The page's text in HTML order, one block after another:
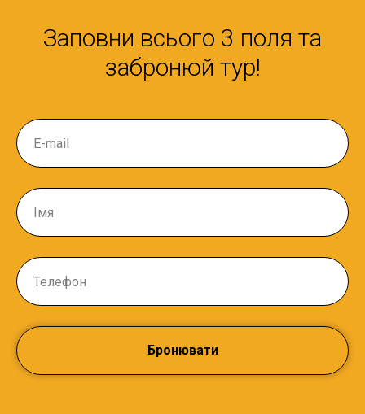
Заповни всього 3 поля та
забронюй тур!
Бронювати